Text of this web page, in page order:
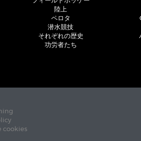
陸上
ペロタ
潜水競技
それぞれの歴史
功労者たち
cookies